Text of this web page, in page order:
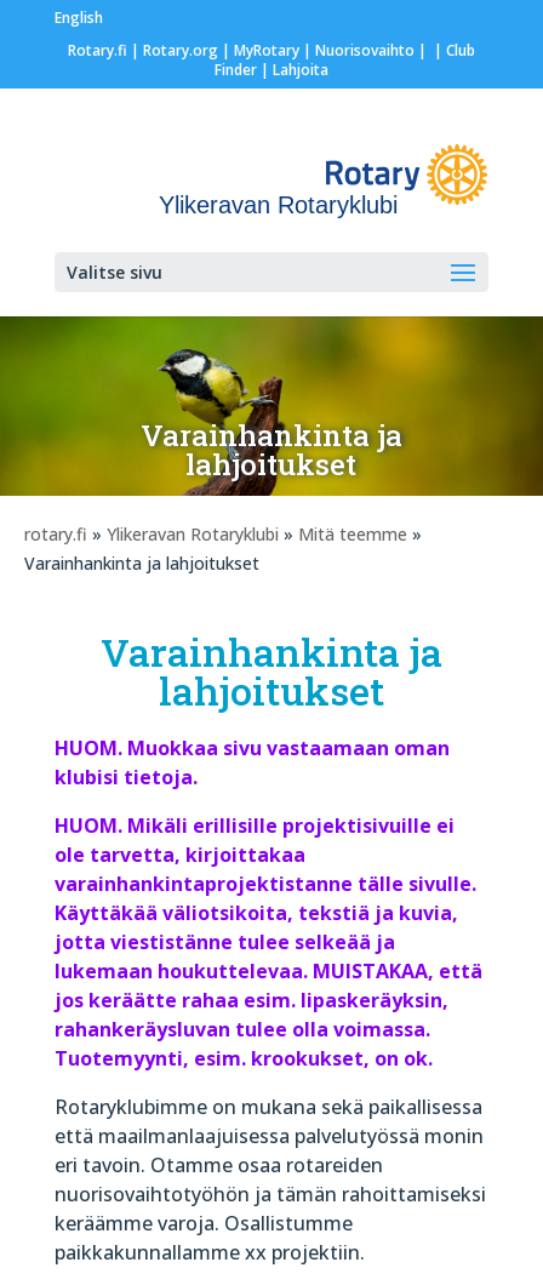
English
Rotary.fi | Rotary.org| MyRotary | Nuorisovaihto | | Club
Finder| Lahjoita
Ylikeravan Rotaryklubi
Valitse sivu
Varainhankinta ja
lahjoitukset
rotary.fi » Ylikeravan Rotaryklubi » Mitä teemme »
Varainhankinta ja lahjoitukset
Varainhankinta ja
lahjoitukset
HUOM. Muokkaa sivu vastaamaan oman
klubisi tietoja.
HUOM. Mikäli erillisille projektisivuille ei
ole tarvetta, kirjoittakaa
varainhankintaprojektistanne tälle sivulle.
Käyttäkää väliotsikoita, tekstiä ja kuvia,
jotta viestistänne tulee selkeää ja
lukemaan houkuttelevaa. MUISTAKAA, että
jos keräätte rahaa esim. lipaskeräyksin,
rahankeräysluvan tulee olla voimassa.
Tuotemyynti, esim. krookukset, on ok.
Rotaryklubimme on mukana sekä paikallisessa
että maailmanlaajuisessa palvelutyössä monin
eri tavoin. Otamme osaa rotareiden
nuorisovaihtotyöhön ja tämän rahoittamiseksi
keräämme varoja. Osallistumme
paikkakunnallamme xx projektiin.